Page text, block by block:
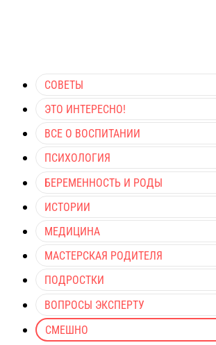
СОВЕТЫ
ЭТО ИНТЕРЕСНО!
ВСЕ О ВОСПИТАНИИ
ПСИХОЛОГИЯ
БЕРЕМЕННОСТЬ И РОДЫ
ИСТОРИИ
МЕДИЦИНА
МАСТЕРСКАЯ РОДИТЕЛЯ
ПОДРОСТКИ
ВОПРОСЫ ЭКСПЕРТУ
СМЕШНО